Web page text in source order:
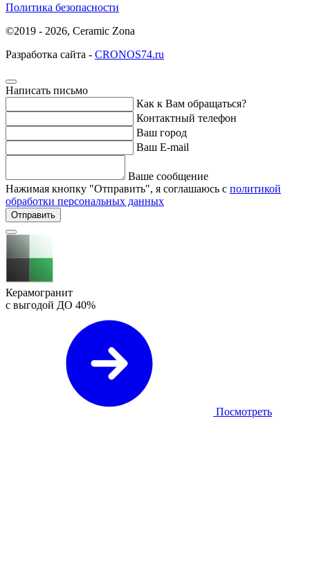
Политика безопасности
©2019 - 2026, Ceramic Zona
Разработка сайта - CRONOS74.ru
Написать письмо
Как к Вам обращаться?
Контактный телефон
Ваш город
Ваш E-mail
Ваше сообщение
Нажимая кнопку "Отправить", я соглашаюсь с политикой
обработки персональных данных
Отправить
Керамогранит
с выгодой ДО 40%
Посмотреть